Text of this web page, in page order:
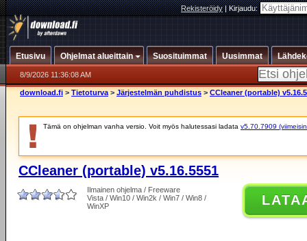
Rekisteröidy|Kirjaudu:
Etusivu Ohjelmat alueittain Suosituimmat Uusimmat
8/9/2026 11:36:08 AM
download.fi > Tietoturva > Järjestelmän puhdistus > CCleaner (portable)
Tämä on ohjelman vanha versio. Voit myös halutessasi ladata v5.70.7909
CCleaner (portable) v5.16.5551
Ilmainen ohjelma / Freeware
Vista / Win10 / Win2k / Win7 / Win8 /
WinXP